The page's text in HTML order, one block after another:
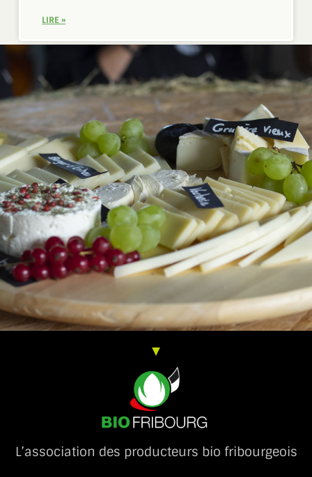
LIRE »
L’association des producteurs bio fribourgeois